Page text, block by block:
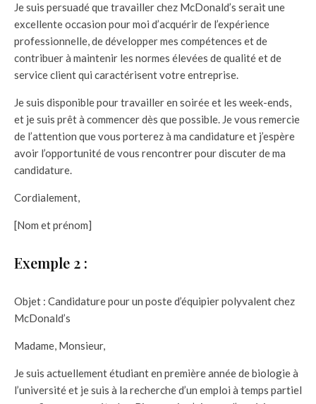
Je suis persuadé que travailler chez McDonald’s serait une
excellente occasion pour moi d’acquérir de l’expérience
professionnelle, de développer mes compétences et de
contribuer à maintenir les normes élevées de qualité et de
service client qui caractérisent votre entreprise.
Je suis disponible pour travailler en soirée et les week-ends,
et je suis prêt à commencer dès que possible. Je vous remercie
de l’attention que vous porterez à ma candidature et j’espère
avoir l’opportunité de vous rencontrer pour discuter de ma
candidature.
Cordialement,
[Nom et prénom]
Exemple 2 :
Objet : Candidature pour un poste d’équipier polyvalent chez
McDonald’s
Madame, Monsieur,
Je suis actuellement étudiant en première année de biologie à
l’université et je suis à la recherche d’un emploi à temps partiel